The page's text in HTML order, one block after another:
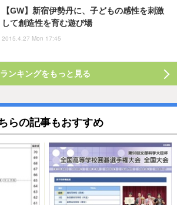
【GW】新宿伊勢丹に、子どもの感性を刺激
して創造性を育む遊び場
2015.4.27 Mon 17:45
ランキングをもっと見る
らの記事もおすすめ